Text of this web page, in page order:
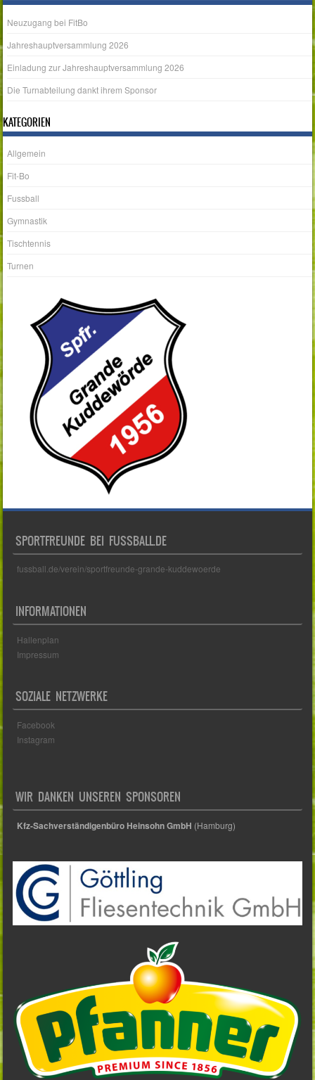
Neuzugang bei FitBo
Jahreshauptversammlung 2026
Einladung zur Jahreshauptversammlung 2026
Die Turnabteilung dankt ihrem Sponsor
KATEGORIEN
Allgemein
Fit-Bo
Fussball
Gymnastik
Tischtennis
Turnen
SPORTFREUNDE BEI FUSSBALL.DE
fussball.de/verein/sportfreunde-grande-kuddewoerde
INFORMATIONEN
Hallenplan
Impressum
SOZIALE NETZWERKE
Facebook
Instagram
WIR DANKEN UNSEREN SPONSOREN
Kfz-Sachverständigenbüro Heinsohn GmbH (Hamburg)